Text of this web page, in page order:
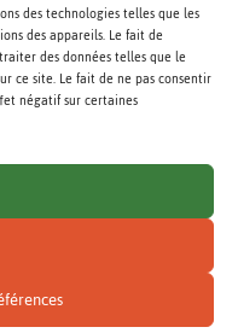
des technologies telles que les
des appareils. Le fait de
des données telles que le
ce site. Le fait de ne pas consentir
négatif sur certaines